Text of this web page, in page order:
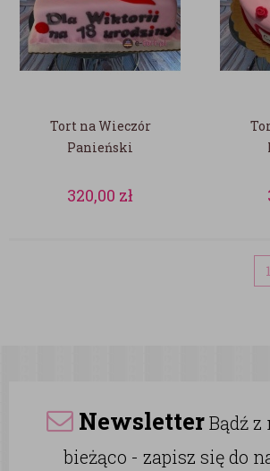
Tort na Wieczór
Panieński
320,00 zł
1
NewsletterBądź
bieżąco - zapisz się do